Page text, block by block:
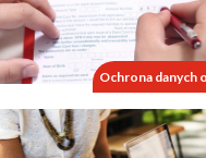
Ochrona danych